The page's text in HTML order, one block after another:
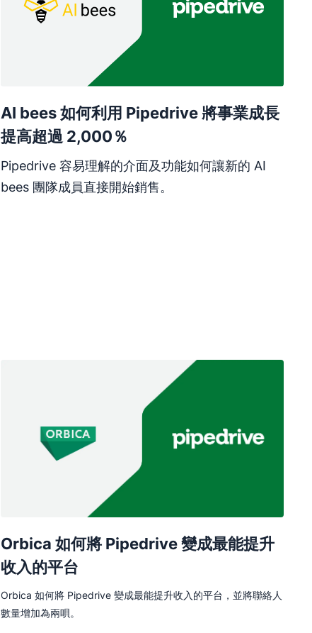
AI bees 如何利用 Pipedrive 將事業成長
提高超過 2,000％
Pipedrive 容易理解的介面及功能如何讓新的 AI
bees 團隊成員直接開始銷售。
Orbica 如何將 Pipedrive 變成最能提升
收入的平台
Orbica 如何將 Pipedrive 變成最能提升收入的平台，並將聯絡人
數量增加為兩唄。